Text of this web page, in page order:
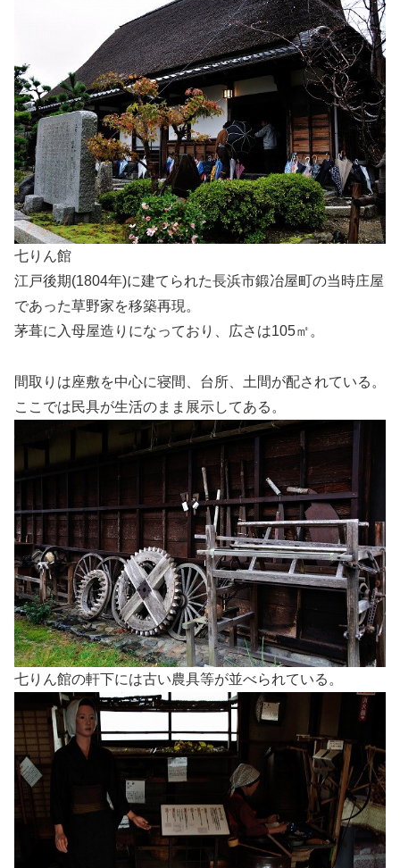
七りん館
江戸後期(1804年)に建てられた長浜市鍛冶屋町の当時庄屋
であった草野家を移築再現。
茅葺に入母屋造りになっており、広さは105㎡。
間取りは座敷を中心に寝間、台所、土間が配されている。
ここでは民具が生活のまま展示してある。
七りん館の軒下には古い農具等が並べられている。